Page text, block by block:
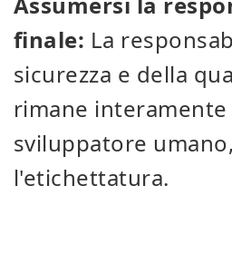
finale: La
sicurezza e della
rimane
sviluppatore
l'etichettatura.